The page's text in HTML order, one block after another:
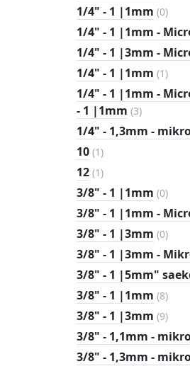
1/4" - 1 |1mm (00
toodet
)
1/4" - 1 |1mm -
1/4" - 1 |3mm -
1/4" - 1 |1mm (11
toode
)
1/4" - 1 |1mm -
- 1 |1mm (33)
1/4" - 1,3mm -
10 (11)
12 (11
toode
)
3/8" - 1 |1mm (00
toodet
)
3/8" - 1 |1mm -
3/8" - 1 |3mm (00
toodet
)
3/8" - 1 |3mm -
3/8" - 1 |5mm"
3/8" - 1 |1mm (88)
3/8" - 1 |3mm (99
toodet
)
3/8" - 1,1mm -
3/8" - 1,3mm -